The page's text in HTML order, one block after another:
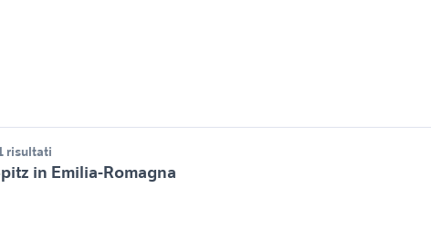
risultati
in Emilia-Romagna